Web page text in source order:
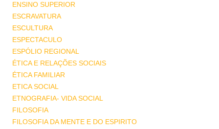
ENSINO SUPERIOR
ESCRAVATURA
ESCULTURA
ESPECTACULO
ESPÓLIO REGIONAL
ÉTICA E RELAÇÕES SOCIAIS
ÉTICA FAMILIAR
ETICA SOCIAL
ETNOGRAFIA- VIDA SOCIAL
FILOSOFIA
FILOSOFIA DA MENTE E DO ESPIRITO